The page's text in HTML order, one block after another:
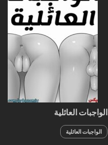
الواجبات العائلية
الواجبات العائلية